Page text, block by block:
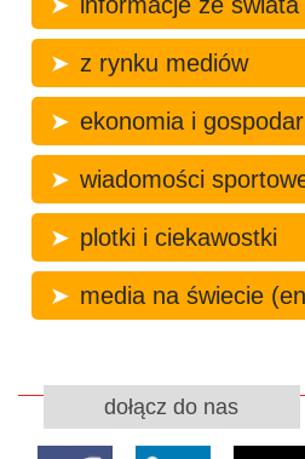
z rynku mediów
ekonomia i
wiadomości
plotki i ciekawostki
media na świecie
dołącz do nas